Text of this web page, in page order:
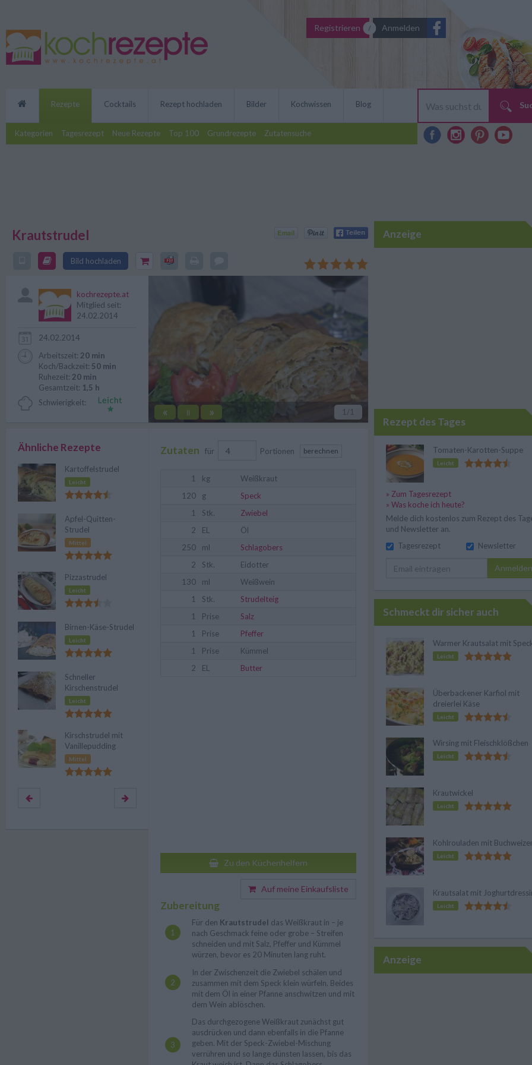
Registrieren Anmelden
Rezepte
Kategorien Tagesrezept Neue Rezepte Top 100 Grundrezepte Zutatensuche
Cocktails Rezept hochladen Bilder Kochwissen Blog
Krautstrudel
Bild hochladen
Heute gibt es was Deftiges! Mit diesem schönen Rezept
gelingt ein leckerer Krautstrudel.
« || » 1 /1
kochrezepte.at
Mitglied seit:
24.02.2014
24.02.2014
Arbeitszeit: 20 min
Koch/Backzeit: 50 min
Ruhezeit: 20 min
Gesamtzeit: 1,5 h
Schwierigkeit:
Zutaten für Portionen berechnen
1 kg
Weißkraut
120
g
Speck
1
Stk.
Zwiebel
2
EL
Öl
250
ml
Schlagobers
2
Stk.
Eidotter
130
ml
Weißwein
1
Stk.
Strudelteig
1
Prise
Salz
1
Prise
Pfeffer
1
Prise
Kümmel
2
EL Butter
Zu den Küchenhelfern
Auf meine Einkaufsliste
Zubereitung
Für den Krautstrudel das Weißkraut in – je
nach Geschmack feine oder grobe – Streifen
schneiden und mit Salz, Pfeffer und Kümmel
würzen, bevor es 20 Minuten lang ruht.
In der Zwischenzeit die Zwiebel schälen und
zusammen mit dem Speck klein würfeln. Beides
mit dem Öl in einer Pfanne anschwitzen und mit
dem Wein ablöschen.
Das durchgezogene Weißkraut zunächst gut
ausdrücken und dann ebenfalls in die Pfanne
geben. Mit der Speck-Zwiebel-Mischung
verrühren und so lange dünsten lassen, bis das
Ähnliche Rezepte
Kartoffelstrudel
Leicht
Apfel-Quitten-
Strudel
Mittel
Pizzastrudel
Leicht
Birnen-Käse-Strudel
Leicht
Schneller
Kirschenstrudel
Leicht
Kirschstrudel mit
Vanillepudding
Mittel
Anzeige
Rezept des Tages
Tomaten-Karotten-Suppe
Leicht
» Zum Tagesrezept
» Was koche ich heute?
Melde dich kostenlos zum Rezept des
und Newsletter an.
Tagesrezept
Newsletter
Anmelden
Schmeckt dir sicher auch
Warmer Krautsalat mit
Leicht
Überbackener Karfiol mit
dreierlei Käse
Leicht
Wirsing mit Fleischklößchen
Leicht
Krautwickel
Leicht
Kohlrouladen mit
Leicht
Krautsalat mit
Leicht
Anzeige